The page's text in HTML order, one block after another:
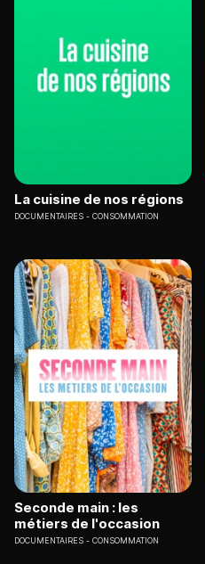
La cuisine de nos régions
DOCUMENTAIRES CONSOMMATION
Seconde main : les
métiers de l'occasion
DOCUMENTAIRES CONSOMMATION